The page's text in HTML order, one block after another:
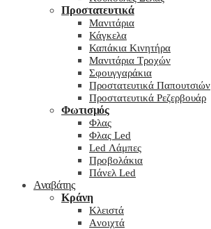
Προστατευτικά
Μανιτάρια
Κάγκελα
Καπάκια Κινητήρα
Μανιτάρια Τροχών
Σφουγγαράκια
Προστατευτικά Παπουτσιών
Προστατευτικά Ρεζερβουάρ
Φωτισμός
Φλας
Φλας Led
Led Λάμπες
Προβολάκια
Πάνελ Led
Αναβάτης
Κράνη
Kλειστά
Aνοιχτά